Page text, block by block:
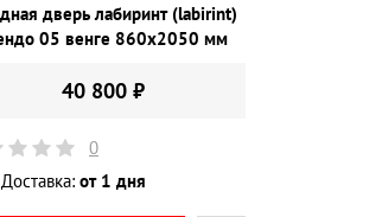
дверь лабиринт (labirint)
05 венге 860х2050 мм
40 800 ₽
0
Доставка: от 1 дня